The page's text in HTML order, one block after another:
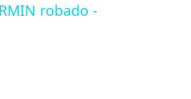
a
robado -